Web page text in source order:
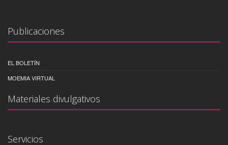
Publicaciones
EL BOLETÍN
MOEMIA VIRTUAL
Materiales divulgativos
Servicios